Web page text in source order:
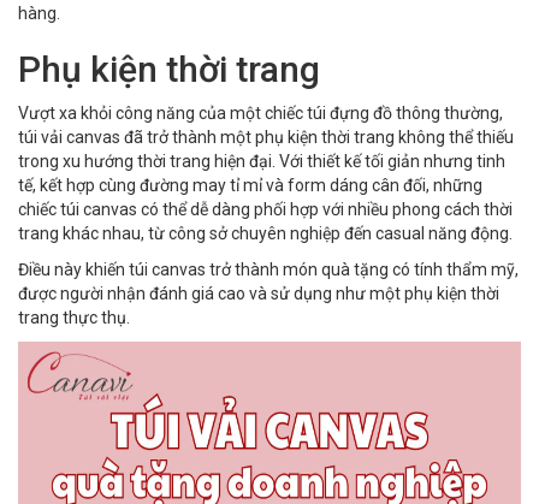
hàng.
Phụ kiện thời trang
Vượt xa khỏi công năng của một chiếc túi đựng đồ thông thường,
túi vải canvas đã trở thành một phụ kiện thời trang không thể thiếu
trong xu hướng thời trang hiện đại. Với thiết kế tối giản nhưng tinh
tế, kết hợp cùng đường may tỉ mỉ và form dáng cân đối, những
chiếc túi canvas có thể dễ dàng phối hợp với nhiều phong cách thời
trang khác nhau, từ công sở chuyên nghiệp đến casual năng động.
Điều này khiến túi canvas trở thành món quà tặng có tính thẩm mỹ,
được người nhận đánh giá cao và sử dụng như một phụ kiện thời
trang thực thụ.